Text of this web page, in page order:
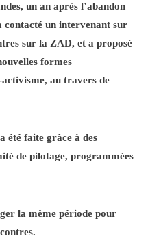
un an après l’abandon
contacté un intervenant sur
sur la ZAD, et a proposé
formes
au travers de
été faite grâce à des
de pilotage, programmées
la même période pour